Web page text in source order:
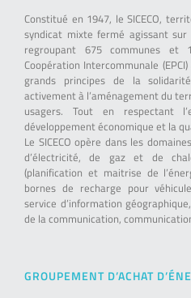
Constitué en 1947, le SICECO,
syndicat mixte fermé agissant
regroupant 675 communes et
Coopération Intercommunale
grands principes de la
activement à l’aménagement du
usagers. Tout en respectant
développement économique et la
Le SICECO opère dans les
d’électricité, de gaz et de
(planification et maitrise de
bornes de recharge pour
service d’information
de la communication,
GROUPEMENT D’ACHAT